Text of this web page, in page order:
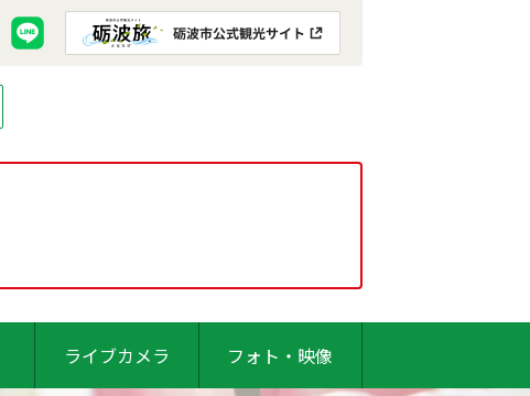
ライブカメラ フォト・映像